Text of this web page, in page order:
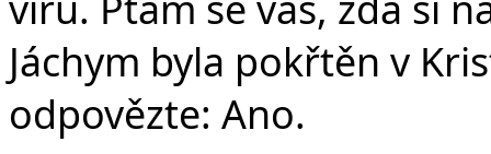
Jáchym byla pokřtěn v
odpovězte: Ano.